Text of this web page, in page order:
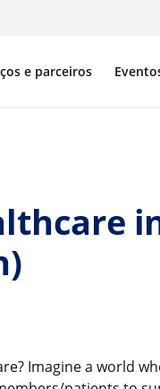
e parceiros
Imagine a world